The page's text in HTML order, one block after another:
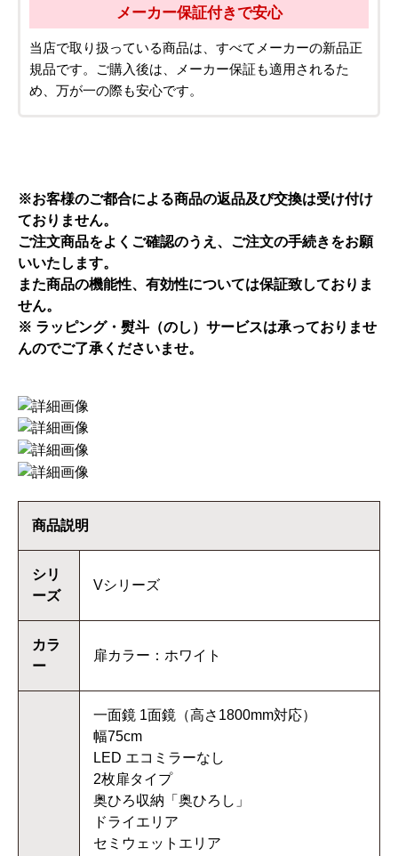
メーカー保証付きで安心
当店で取り扱っている商品は、すべてメーカーの新品正
規品です。ご購入後は、メーカー保証も適用されるた
め、万が一の際も安心です。
※お客様のご都合による商品の返品及び交換は受け付け
ておりません。
ご注文商品をよくご確認のうえ、ご注文の手続きをお願
いいたします。
また商品の機能性、有効性については保証致しておりま
せん。
※ ラッピング・熨斗（のし）サービスは承っておりませ
んのでご了承くださいませ。
商品説明
シリ
ーズ
Vシリーズ
カラ
ー
扉カラー：ホワイト
一面鏡 1面鏡（高さ1800mm対応）
幅75cm
LED エコミラーなし
2枚扉タイプ
奥ひろ収納「奥ひろし」
ドライエリア
セミウェットエリア